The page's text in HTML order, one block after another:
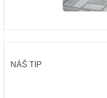
NÁŠ TIP